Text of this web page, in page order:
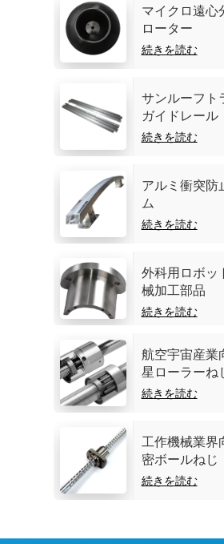
マイクロ遠心
ローター
続きを読む
サンルーフト
ガイドレール
続きを読む
アルミ衝突防
ム
続きを読む
外科用ロボッ
械加工部品
続きを読む
航空宇宙産業
星ローラーね
続きを読む
工作機械業界
密ボールねじ
続きを読む